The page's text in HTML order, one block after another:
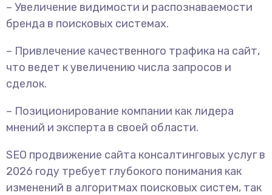
– Увеличение видимости и распознаваемости
бренда в поисковых системах.
– Привлечение качественного трафика на сайт,
что ведет к увеличению числа запросов и
сделок.
– Позиционирование компании как лидера
мнений и эксперта в своей области.
SEO продвижение сайта консалтинговых услуг в
2026 году требует глубокого понимания как
изменений в алгоритмах поисковых систем, так